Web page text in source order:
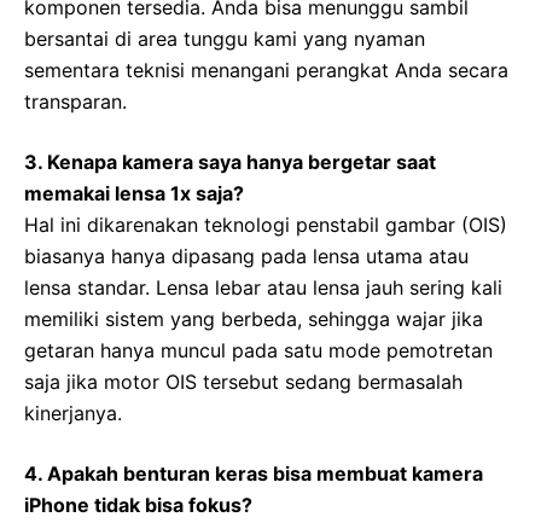
komponen tersedia. Anda bisa menunggu sambil
bersantai di area tunggu kami yang nyaman
sementara teknisi menangani perangkat Anda secara
transparan.
3. Kenapa kamera saya hanya bergetar saat
memakai lensa 1x saja?
Hal ini dikarenakan teknologi penstabil gambar (OIS)
biasanya hanya dipasang pada lensa utama atau
lensa standar. Lensa lebar atau lensa jauh sering kali
memiliki sistem yang berbeda, sehingga wajar jika
getaran hanya muncul pada satu mode pemotretan
saja jika motor OIS tersebut sedang bermasalah
kinerjanya.
4. Apakah benturan keras bisa membuat kamera
iPhone tidak bisa fokus?